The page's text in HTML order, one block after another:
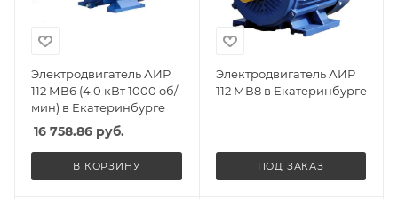
Электродвигатель АИР
112 МВ6 (4.0 кВт 1000 об/
мин) в Екатеринбурге
16 758.86 руб.
В КОРЗИНУ
Электродвигатель АИР
112 МВ8 в Екатеринбурге
ПОД ЗАКАЗ